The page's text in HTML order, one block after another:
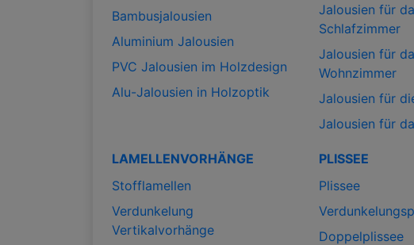
Bambusjalousien
Aluminium Jalousien
PVC Jalousien im Holzdesign
Alu-Jalousien in Holzoptik
Jalousien für
Schlafzimmer
Jalousien für
Wohnzimmer
Jalousien für
Jalousien für
LAMELLENVORHÄNGE
Stofflamellen
Verdunkelung
Vertikalvorhänge
PLISSEE
Plissee
Doppelplissee